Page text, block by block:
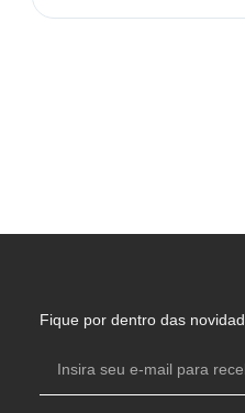
Fique por dentro das